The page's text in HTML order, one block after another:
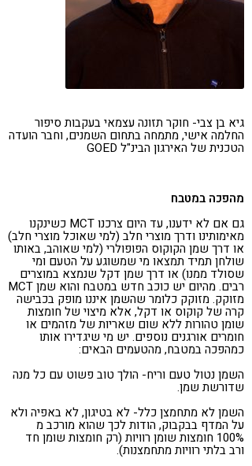
גיא בן צבי- חוקר תזונה עצמאי בעקבות סיפור
החלמה אישי, מתמחה בתחום השמנים, וחבר הועדה
הטכנית של האירגון הבינ"ל GOED
מהפכה במטבח
גם אם לא ידענו, עד היום צרכנו MCT כשינקנו
מאימותינו ודרך מוצרי חלב (למי שאוכל מוצרי חלב)
או דרך שמן הקוקוס הפופולרי (למי שאוהב, באותו
שולחן תמיד תמצאו מי שמשוגע על הטעם ומי
שסולד ממנו) או דרך שמן דקל שנמצא במוצרים
רבים. מהיום יש כוכב חדש במטבח והוא שמן MCT
מזוקק. מזוקק כלומר שהשמן איננו מופק בכבישה
קרה של קוקוס או דקל, אלא מיצוי של חומצות
שומן טהורות ללא שום שאריות של מזהמים או
חומרים אורגנים נוספים. יש מי שיגדירו אותו
כמהפכה במטבח, מהטעמים הבאים:
השמן נטול טעם וריח- הולך טוב פשוט עם כל מנה
שדורשת שמן.
השמן לא מתחמצן כלל- לא בטיגון, לא באפיה ולא
על המדף בבקבוק, הודות לכך שהוא מורכב מ
100% חומצות שומן רוויות (רק חומצות שומן חד
ורב בלתי רוויות מתחמצנות).